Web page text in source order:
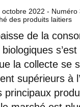
octobre 2022 - Numéro
des produits laitiers
de la
la collecte se
supérieurs à
principaux